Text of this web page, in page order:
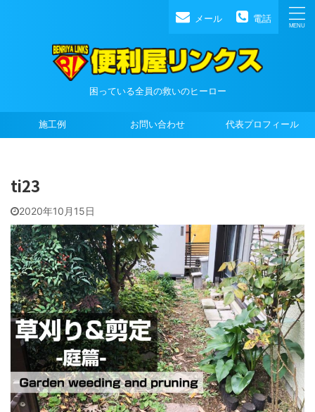
メール 電話
困っている全員の救いのヒーロー
施工例 お問い合わせ 代表プロフィール
ti23
2020年10月15日